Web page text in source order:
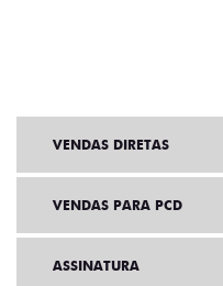
VENDAS DIRETAS
VENDAS PARA PCD
ASSINATURA